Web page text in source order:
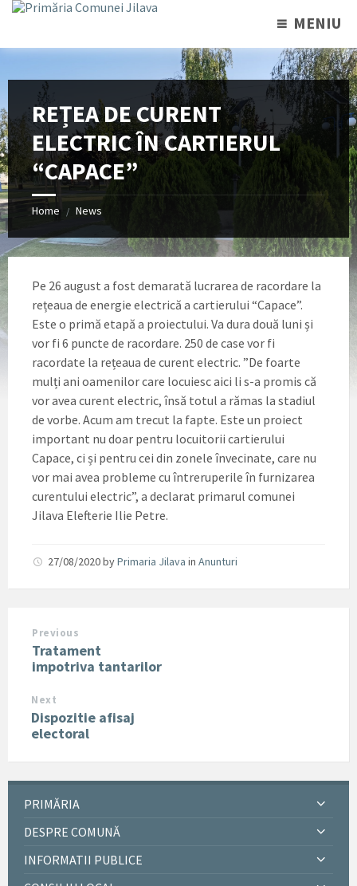
MENIU
REȚEA DE CURENT
ELECTRIC ÎN CARTIERUL
“CAPACE”
Home / News
Pe 26 august a fost demarată lucrarea de racordare la
rețeaua de energie electrică a cartierului “Capace”.
Este o primă etapă a proiectului. Va dura două luni și
vor fi 6 puncte de racordare. 250 de case vor fi
racordate la rețeaua de curent electric. ”De foarte
mulți ani oamenilor care locuiesc aici li s-a promis că
vor avea curent electric, însă totul a rămas la stadiul
de vorbe. Acum am trecut la fapte. Este un proiect
important nu doar pentru locuitorii cartierului
Capace, ci și pentru cei din zonele învecinate, care nu
vor mai avea probleme cu întreruperile în furnizarea
curentului electric”, a declarat primarul comunei
Jilava Elefterie Ilie Petre.
27/08/2020byPrimaria Jilava in Anunturi
Previous
Tratament
impotriva tantarilor
Next
Dispozitie afisaj
electoral
PRIMĂRIA
DESPRE COMUNĂ
INFORMATII PUBLICE